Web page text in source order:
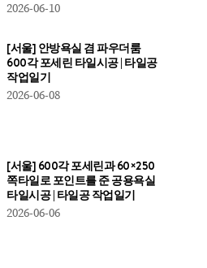
2026-06-10
[서울] 안방욕실 겸 파우더룸
600각 포세린 타일시공 | 타일공
작업일기
2026-06-08
[서울] 600각 포세린과 60×250
쪽타일로 포인트를 준 공용욕실
타일시공 | 타일공 작업일기
2026-06-06